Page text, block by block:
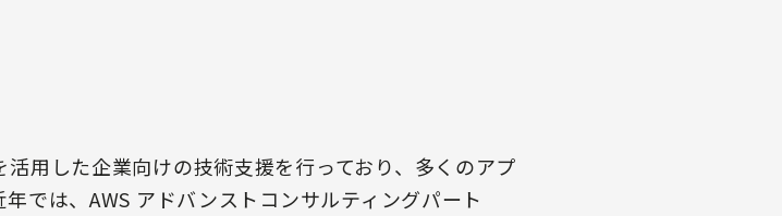
用した企業向けの技術支援を行っており、多くのアプ
では、AWS アドバンストコンサルティングパート